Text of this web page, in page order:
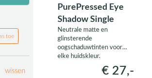
wissen
PurePressed Eye
Shadow Single
Neutrale matte en
glinsterende
oogschaduwtinten voor
elke huidskleur.
€ 27,-